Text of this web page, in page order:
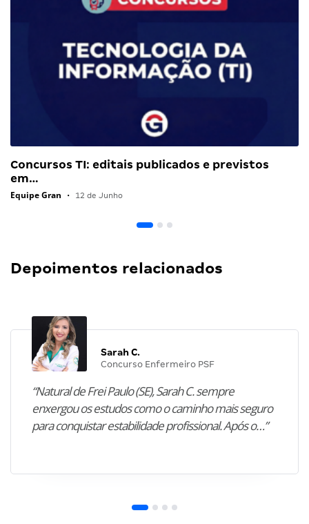
Concursos TI: editais publicados e previstos
em…
Equipe Gran • 12 de Junho
Depoimentos relacionados
Sarah C.
Concurso Enfermeiro PSF
“Natural de Frei Paulo (SE), Sarah C. sempre
enxergou os estudos como o caminho mais seguro
para conquistar estabilidade profissional. Após o…”